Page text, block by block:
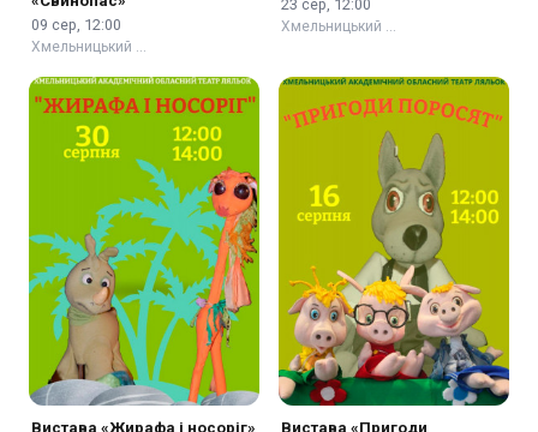
09 сер, 12:00
Хмельницький …
23 сер, 12:00
Хмельницький …
Вистава «Жирафа і носоріг»
Вистава «Пригоди